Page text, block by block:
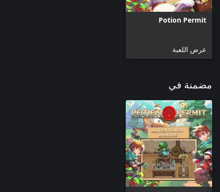
Potion Permit
عرض اللعبة
مضمنة في